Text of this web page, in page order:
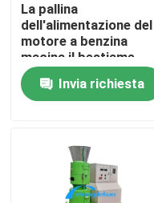
Casa
Prodotti
Mostra VR
La pallina
dell'alimentazione del
motore a benzina
macina il bestiame
dell'alimentazione
animale alimenta la
macchina della pallina
Invia richiesta